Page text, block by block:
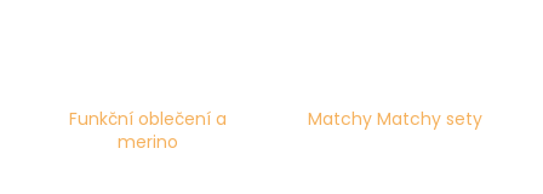
Funkční oblečení a
merino
Matchy Matchy sety